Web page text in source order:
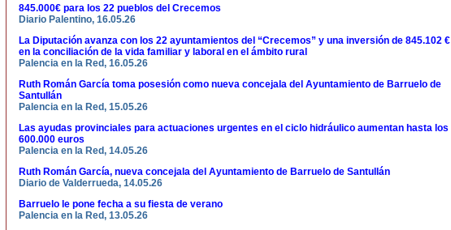
845.000€ para los 22 pueblos del Crecemos
Diario Palentino, 16.05.26
La Diputación avanza con los 22 ayuntamientos del “Crecemos” y una inversión de 845.102 €
en la conciliación de la vida familiar y laboral en el ámbito rural
Palencia en la Red, 16.05.26
Ruth Román García toma posesión como nueva concejala del Ayuntamiento de Barruelo de
Santullán
Palencia en la Red, 15.05.26
Las ayudas provinciales para actuaciones urgentes en el ciclo hidráulico aumentan hasta los
600.000 euros
Palencia en la Red, 14.05.26
Ruth Román García, nueva concejala del Ayuntamiento de Barruelo de Santullán
Diario de Valderrueda, 14.05.26
Barruelo le pone fecha a su fiesta de verano
Palencia en la Red, 13.05.26